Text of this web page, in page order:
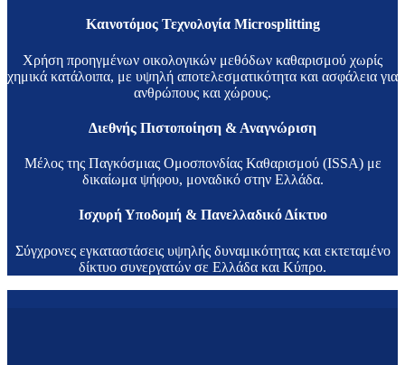
Καινοτόμος Τεχνολογία Microsplitting
Χρήση προηγμένων οικολογικών μεθόδων καθαρισμού χωρίς
χημικά κατάλοιπα, με υψηλή αποτελεσματικότητα και ασφάλεια για
ανθρώπους και χώρους.
Διεθνής Πιστοποίηση & Αναγνώριση
Μέλος της Παγκόσμιας Ομοσπονδίας Καθαρισμού (ISSA) με
δικαίωμα ψήφου, μοναδικό στην Ελλάδα.
Ισχυρή Υποδομή & Πανελλαδικό Δίκτυο
Σύγχρονες εγκαταστάσεις υψηλής δυναμικότητας και εκτεταμένο
δίκτυο συνεργατών σε Ελλάδα και Κύπρο.